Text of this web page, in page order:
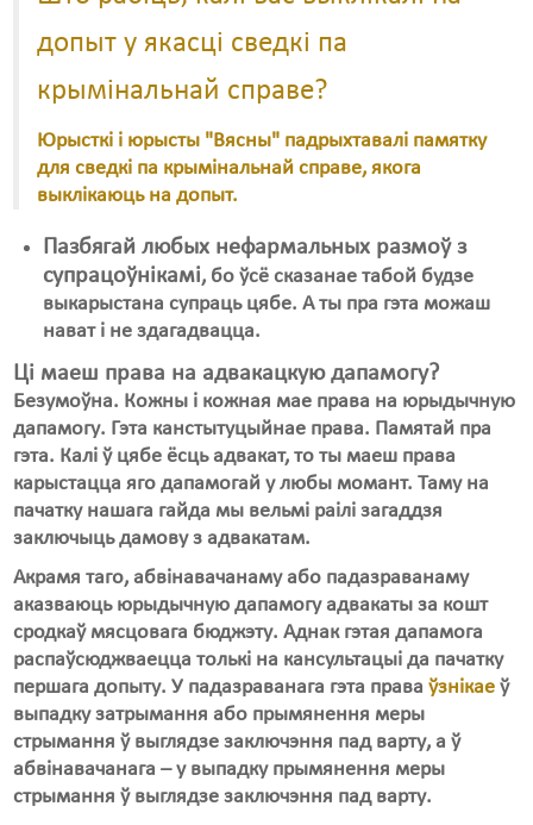
допыт у якасці сведкі па
крымінальнай справе?
Юрысткі і юрысты "Вясны" падрыхтавалі памятку
для сведкі па крымінальнай справе, якога
выклікаюць на допыт.
Пазбягай любых нефармальных размоў з
супрацоўнікамі, бо ўсё сказанае табой будзе
выкарыстана супраць цябе. А ты пра гэта можаш
нават і не здагадвацца.
Ці маеш права на адвакацкую дапамогу?
Безумоўна. Кожны і кожная мае права на юрыдычную
дапамогу. Гэта канстытуцыйнае права. Памятай пра
гэта. Калі ў цябе ёсць адвакат, то ты маеш права
карыстацца яго дапамогай у любы момант. Таму на
пачатку нашага гайда мы вельмі раілі загаддзя
заключыць дамову з адвакатам.
Акрамя таго, абвінавачанаму або падазраванаму
аказваюць юрыдычную дапамогу адвакаты за кошт
сродкаў мясцовага бюджэту. Аднак гэтая дапамога
распаўсюджваецца толькі на кансультацыі да пачатку
першага допыту. У падазраванага гэта права ўзнікае ў
выпадку затрымання або прымянення меры
стрымання ў выглядзе заключэння пад варту, а ў
абвінавачанага – у выпадку прымянення меры
стрымання ў выглядзе заключэння пад варту.